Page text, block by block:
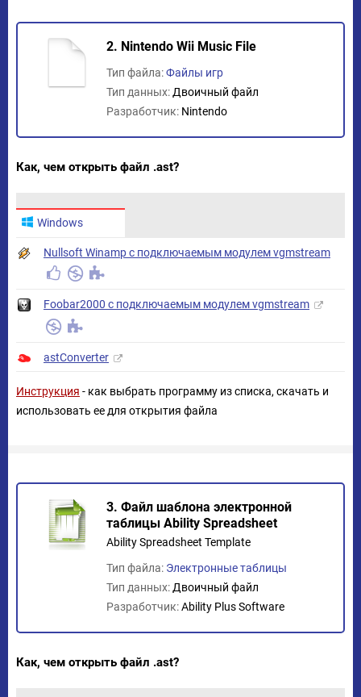
2. Nintendo Wii Music File
Тип файла:Файлы игр
Тип данных: Двоичный файл
Разработчик: Nintendo
Как, чем открыть файл .ast?
Windows
Nullsoft Winamp с подключаемым модулем vgmstream
Foobar2000 с подключаемым модулем vgmstream
astConverter
Инструкция - как выбрать программу из списка, скачать и
использовать ее для открытия файла
3. Файл шаблона электронной
таблицы Ability Spreadsheet
Ability Spreadsheet Template
Тип файла: Электронные таблицы
Тип данных: Двоичный файл
Разработчик:Ability Plus Software
Как, чем открыть файл .ast?